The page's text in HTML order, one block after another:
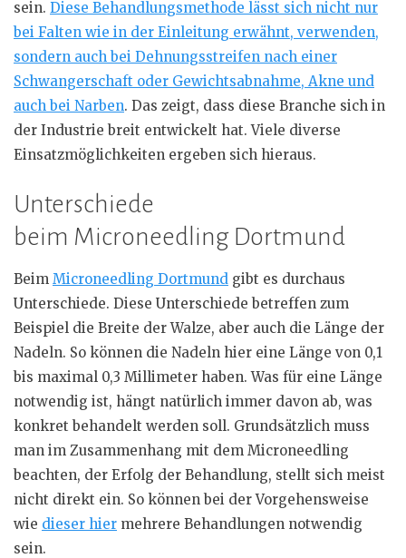
sein. Diese Behandlungsmethode lässt sich nicht nur
bei Falten wie in der Einleitung erwähnt, verwenden,
sondern auch bei Dehnungsstreifen nach einer
Schwangerschaft oder Gewichtsabnahme, Akne und
auch bei Narben. Das zeigt, dass diese Branche sich in
der Industrie breit entwickelt hat. Viele diverse
Einsatzmöglichkeiten ergeben sich hieraus.
Unterschiede
beim Microneedling Dortmund
Beim Microneedling Dortmund gibt es durchaus
Unterschiede. Diese Unterschiede betreffen zum
Beispiel die Breite der Walze, aber auch die Länge der
Nadeln. So können die Nadeln hier eine Länge von 0,1
bis maximal 0,3 Millimeter haben. Was für eine Länge
notwendig ist, hängt natürlich immer davon ab, was
konkret behandelt werden soll. Grundsätzlich muss
man im Zusammenhang mit dem Microneedling
beachten, der Erfolg der Behandlung, stellt sich meist
nicht direkt ein. So können bei der Vorgehensweise
wie dieser hier mehrere Behandlungen notwendig
sein.